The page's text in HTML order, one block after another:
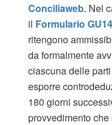
Conciliaweb. Nel
il Formulario GU14
ritengono
da formalmente
ciascuna delle
esporre
180 giorni
provvedimento